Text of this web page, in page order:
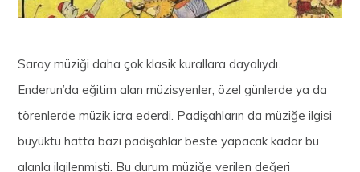
Saray müziği daha çok klasik kurallara dayalıydı.
Enderun’da eğitim alan müzisyenler, özel günlerde ya da
törenlerde müzik icra ederdi. Padişahların da müziğe ilgisi
büyüktü hatta bazı padişahlar beste yapacak kadar bu
alanla ilgilenmişti. Bu durum müziğe verilen değeri